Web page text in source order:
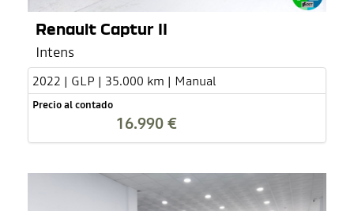
Renault Captur II
Intens
2022 | GLP | 35.000 km | Manual
Precio al contado
16.990 €